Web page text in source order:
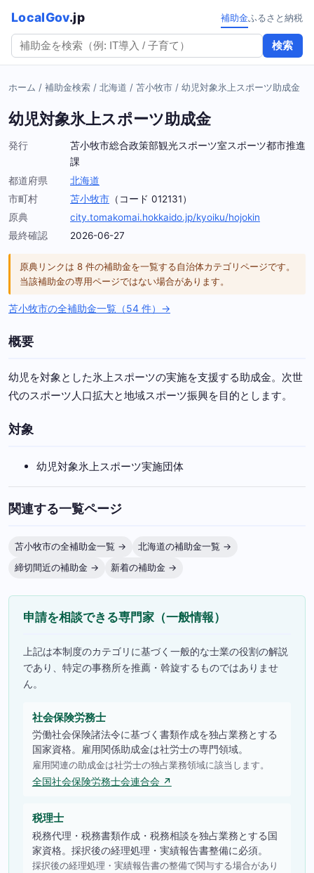
LocalGov.jp
検索
補助金ふるさと納税
ホーム / 補助金検索 / 北海道 / 苫小牧市 / 幼児対象氷上スポーツ助成金
幼児対象氷上スポーツ助成金
発行
苫小牧市総合政策部観光スポーツ室スポーツ都市推進
課
都道府県
北海道
市町村
苫小牧市 （コード 012131）
原典
city.tomakomai.hokkaido.jp/kyoiku/hojokin
最終確認
2026-06-27
原典リンクは 8 件の補助金を一覧する自治体カテゴリページです。
当該補助金の専用ページではない場合があります。
苫小牧市の全補助金一覧（54 件）→
概要
幼児を対象とした氷上スポーツの実施を支援する助成金。次世
代のスポーツ人口拡大と地域スポーツ振興を目的とします。
対象
幼児対象氷上スポーツ実施団体
関連する一覧ページ
苫小牧市の全補助金一覧 →
北海道の補助金一覧 →
締切間近の補助金 →
新着の補助金 →
申請を相談できる専門家（一般情報）
上記は本制度のカテゴリに基づく一般的な士業の役割の解説
であり、特定の事務所を推薦・斡旋するものではありませ
ん。
社会保険労務士
労働社会保険諸法令に基づく書類作成を独占業務とする
国家資格。雇用関係助成金は社労士の専門領域。
雇用関連の助成金は社労士の独占業務領域に該当します。
全国社会保険労務士会連合会 ↗
税理士
税務代理・税務書類作成・税務相談を独占業務とする国
家資格。採択後の経理処理・実績報告書整備に必須。
採択後の経理処理・実績報告書の整備で関与する場合があり